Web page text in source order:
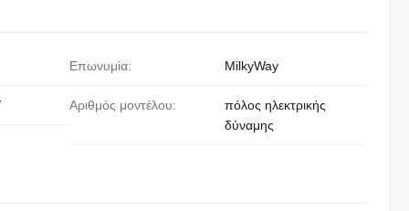
Επωνυμία: MilkyWay
Αριθμός μοντέλου:
πόλος ηλεκτρικής
δύναμης